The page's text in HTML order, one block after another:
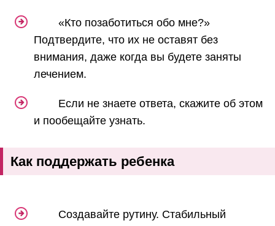
«Кто позаботиться обо мне?»
Подтвердите, что их не оставят без
внимания, даже когда вы будете заняты
лечением.
Если не знаете ответа, скажите об этом
и пообещайте узнать.
Как поддержать ребенка
Создавайте рутину. Стабильный